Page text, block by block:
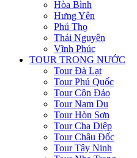
Hòa Bình
Hưng Yên
Phú Thọ
Thái Nguyên
Vĩnh Phúc
TOUR TRONG NƯỚC
Tour Đà Lạt
Tour Phú Quốc
Tour Côn Đảo
Tour Nam Du
Tour Hòn Sơn
Tour Cha Diệp
Tour Châu Đốc
Tour Tây Ninh